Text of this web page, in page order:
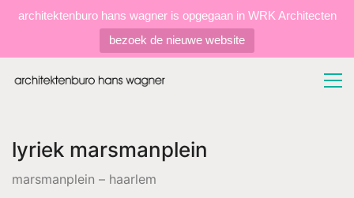
architektenburo hans wagner is opgegaan in WRK Architecten
bezoek de nieuwe website
lyriek marsmanplein
marsmanplein – haarlem